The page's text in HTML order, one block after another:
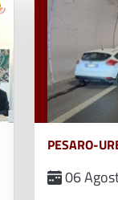
PESARO-
06